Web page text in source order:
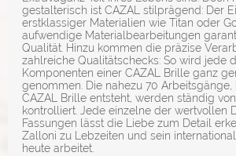
gestalterisch ist CAZAL stilprägend: Der
erstklassiger Materialien wie Titan oder
aufwendige Materialbearbeitungen
Qualität. Hinzu kommen die präzise
zahlreiche Qualitätschecks: So wird jede
Komponenten einer CAZAL Brille ganz
genommen. Die nahezu 70 Arbeitsgänge,
CAZAL Brille entsteht, werden ständig
kontrolliert. Jede einzelne der wertvollen
Fassungen lässt die Liebe zum Detail
Zalloni zu Lebzeiten und sein
heute arbeitet.